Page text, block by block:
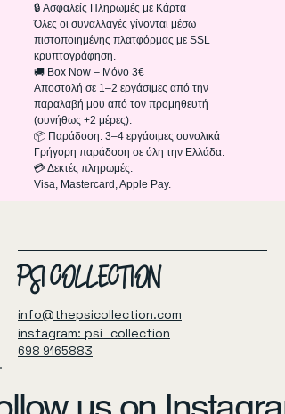
🔒 Ασφαλείς Πληρωμές με Κάρτα
Όλες οι συναλλαγές γίνονται μέσω
πιστοποιημένης πλατφόρμας με SSL
κρυπτογράφηση.
🚚 Box Now – Μόνο 3€
Αποστολή σε 1–2 εργάσιμες από την
παραλαβή μου από τον προμηθευτή
(συνήθως +2 μέρες).
📦 Παράδοση: 3–4 εργάσιμες συνολικά
Γρήγορη παράδοση σε όλη την Ελλάδα.
💳 Δεκτές πληρωμές:
Visa, Mastercard, Apple Pay.
PSI COLLECTION
info@thepsicollection.com
instagram: psi_collection
698 9165883